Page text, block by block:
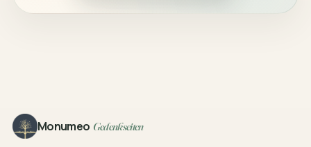
FooterMonumeo Gedenkseiten